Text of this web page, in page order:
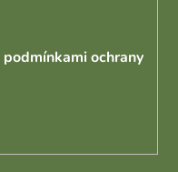
podmínkami ochrany